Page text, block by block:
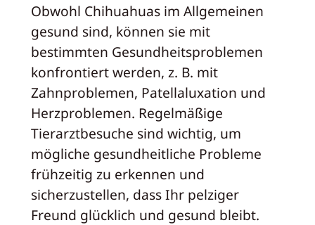
Obwohl Chihuahuas im Allgemeinen
gesund sind, können sie mit
bestimmten Gesundheitsproblemen
konfrontiert werden, z. B. mit
Zahnproblemen, Patellaluxation und
Herzproblemen. Regelmäßige
Tierarztbesuche sind wichtig, um
mögliche gesundheitliche Probleme
frühzeitig zu erkennen und
sicherzustellen, dass Ihr pelziger
Freund glücklich und gesund bleibt.